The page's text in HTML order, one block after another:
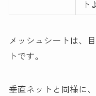
ト
メッシュシートは、
トです。
垂直ネットと同様に